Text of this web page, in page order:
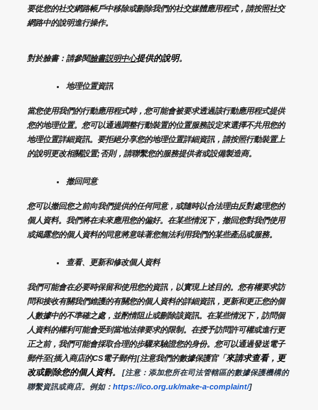
要從您的社交網路帳戶中移除或刪除我們的社交媒體應用程式，請按照社交
網路中的說明進行操作。
對於臉書：請參閱臉書説明中心提供的說明。
地理位置資訊
當您使用我們的行動應用程式時，您可能會被要求透過該行動應用程式提供
您的地理位置。您可以通過調整行動裝置的位置服務設定來選擇不共用您的
地理位置詳細資訊。要拒絕分享您的地理位置詳細資訊，請按照行動裝置上
的說明更改相關設置;否則，請聯繫您的服務提供者或設備製造商。
撤回同意
您可以撤回您之前向我們提供的任何同意，或隨時以合法理由反對處理您的
個人資料。我們將在未來應用您的偏好。在某些情況下，撤回您對我們使用
或揭露您的個人資料的同意將意味著您無法利用我們的某些產品或服務。
查看、更新和修改個人資料
我們可能會在必要時保留和使用您的資訊，以實現上述目的。您有權要求訪
問和接收有關我們維護的有關您的個人資料的詳細資訊，更新和更正您的個
人數據中的不準確之處，並酌情阻止或刪除該資訊。在某些情況下，訪問個
人資料的權利可能會受到當地法律要求的限制。在授予訪問許可權或進行更
正之前，我們可能會採取合理的步驟來驗證您的身份。您可以通過發送電子
郵件至{插入商店的CS電子郵件][注意我們的數據保護官「來請求查看，更
改或刪除您的個人資料。
[注意：添加您所在司法管轄區的數據保護機構的
聯繫資訊或商店。例如： https://ico.org.uk/make-a-complaint/]